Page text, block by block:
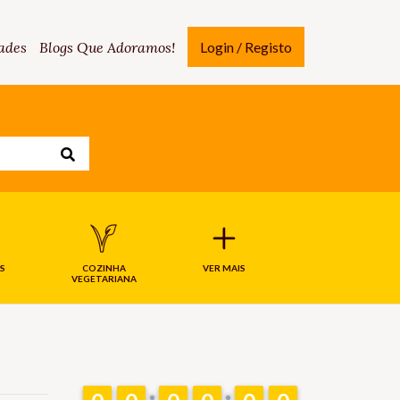
Blogs Que Adoramos! Login / Registo
COZINHA
VEGETARIANA
VER MAIS